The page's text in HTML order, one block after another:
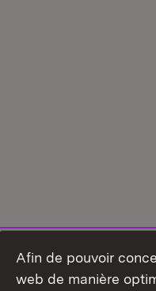
Afin de pouvoir
web de manière